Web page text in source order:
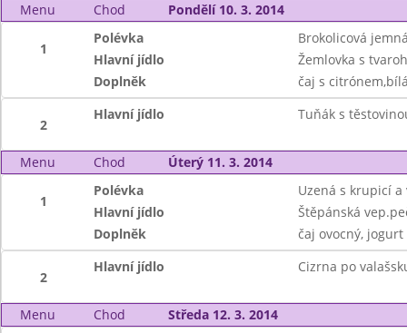
Menu Chod Pondělí 10. 3. 2014
1
Polévka
Brokolicová
Hlavní jídlo
Žemlovka s
Doplněk
čaj s
2
Hlavní jídlo Tuňák s
Menu Chod Úterý 11. 3. 2014
1
Polévka
Uzená s krupicí a
Hlavní jídlo
Štěpánská
Doplněk
čaj ovocný, jogurt
2
Hlavní jídlo Cizrna po
Menu Chod Středa 12. 3. 2014